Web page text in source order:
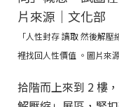
「人性封存 讀取 然後解
裡找回人性價值 。圖片來
拾階而上來到 2 樓